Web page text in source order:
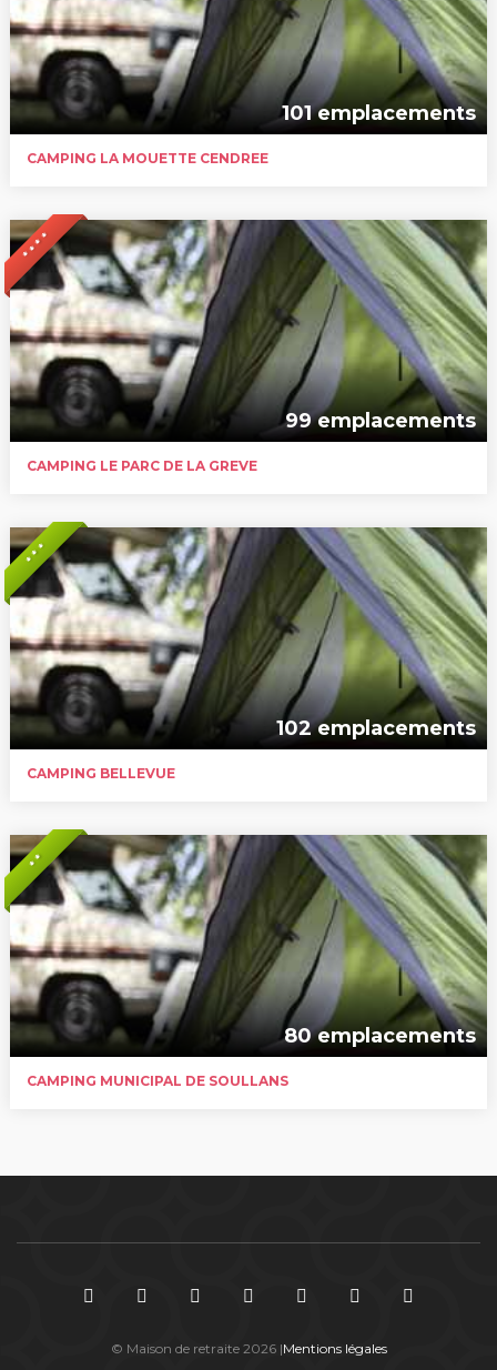
101 emplacements
CAMPING LA MOUETTE CENDREE
* * * *
99 emplacements
CAMPING LE PARC DE LA GREVE
* * *
102 emplacements
CAMPING BELLEVUE
* *
80 emplacements
CAMPING MUNICIPAL DE SOULLANS
© Maison de retraite 2026 |Mentions légales